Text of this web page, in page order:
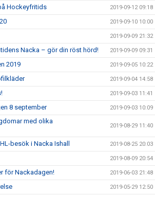
Hockeyfritids 2019-09-12 09:18
2019-09-10 10:00
2019-09-09 21:32
Nacka – gör din röst hörd! 2019-09-09 09:31
2019 2019-09-05 10:22
2019-09-04 14:58
2019-09-03 11:41
8 september 2019-09-03 10:09
med olika
2019-08-29 11:40
besök i Nacka Ishall 2019-08-25 20:03
2019-08-09 20:54
för Nackadagen! 2019-06-03 21:48
2019-05-29 12:50